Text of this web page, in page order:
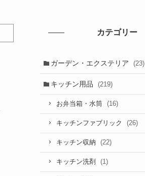
カテゴリー
ガーデン・エクステリア (23)
キッチン用品 (219)
お弁当箱・水筒 (16)
キッチンファブリック (26)
キッチン収納 (22)
キッチン洗剤 (1)